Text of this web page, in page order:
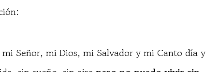
Señor, mi Dios, mi Salvador y mi Canto día y